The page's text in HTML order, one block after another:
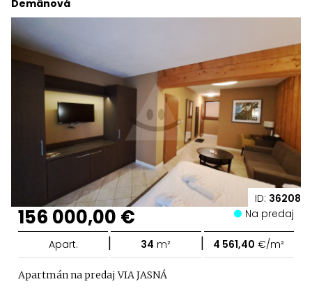
ID: 36208
Demänová
156 000,00 € Na predaj
Apart. | 34 m² | 4 561,40 €/m²
Apartmán na predaj VIA JASNÁ